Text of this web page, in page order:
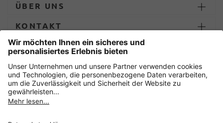
ÜBER UNS
KONTAKT
ZAHLUNG UND LIEFERUNG
Sicher einkaufen mit